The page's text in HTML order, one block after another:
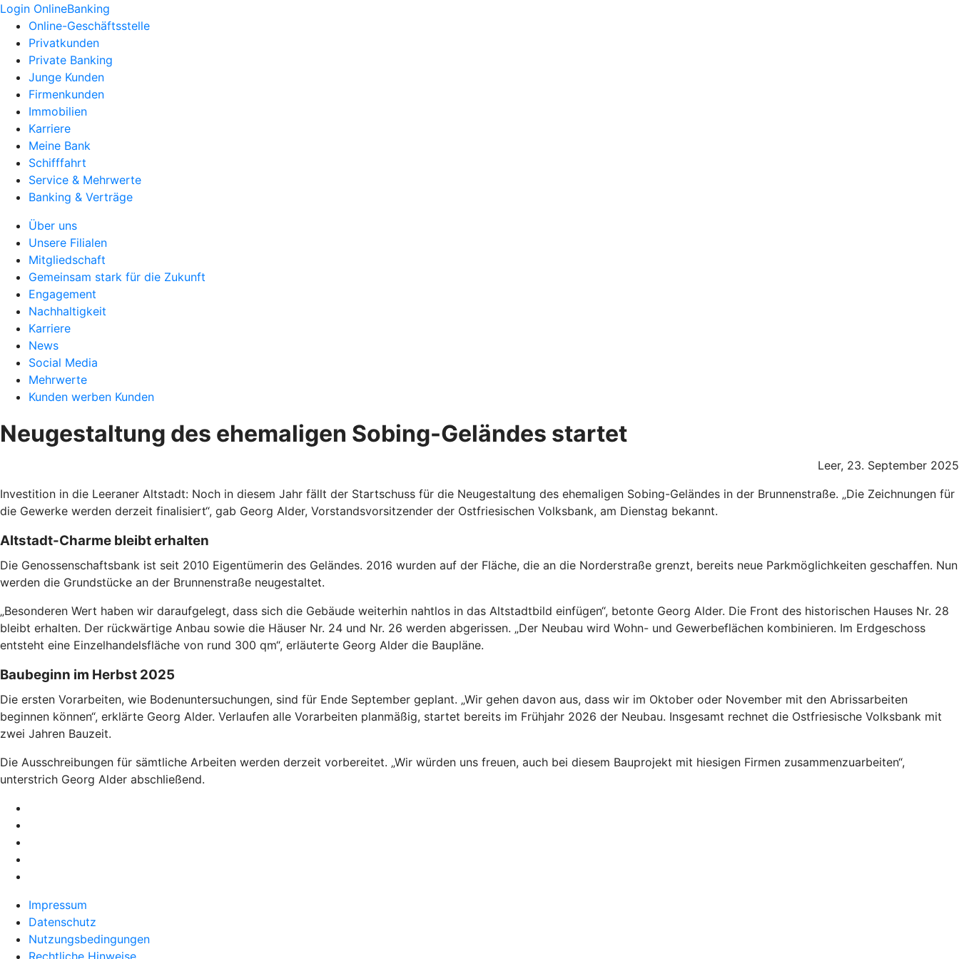
Login OnlineBanking
Online-Geschäftsstelle
Privatkunden
Private Banking
Junge Kunden
Firmenkunden
Immobilien
Karriere
Meine Bank
Schifffahrt
Service & Mehrwerte
Banking & Verträge
Über uns
Unsere Filialen
Mitgliedschaft
Gemeinsam stark für die Zukunft
Engagement
Nachhaltigkeit
Karriere
News
Social Media
Mehrwerte
Kunden werben Kunden
Neugestaltung des ehemaligen Sobing-Geländes startet
Leer, 23. September 2025
Investition in die Leeraner Altstadt: Noch in diesem Jahr fällt der Startschuss für die Neugestaltung des ehemaligen Sobing-Geländes in der Brunnenstraße. „Die Zeichnungen für
die Gewerke werden derzeit finalisiert“, gab Georg Alder, Vorstandsvorsitzender der Ostfriesischen Volksbank, am Dienstag bekannt.
Altstadt-Charme bleibt erhalten
Die Genossenschaftsbank ist seit 2010 Eigentümerin des Geländes. 2016 wurden auf der Fläche, die an die Norderstraße grenzt, bereits neue Parkmöglichkeiten geschaffen. Nun
werden die Grundstücke an der Brunnenstraße neugestaltet.
„Besonderen Wert haben wir daraufgelegt, dass sich die Gebäude weiterhin nahtlos in das Altstadtbild einfügen“, betonte Georg Alder. Die Front des historischen Hauses Nr. 28
bleibt erhalten. Der rückwärtige Anbau sowie die Häuser Nr. 24 und Nr. 26 werden abgerissen. „Der Neubau wird Wohn- und Gewerbeflächen kombinieren. Im Erdgeschoss
entsteht eine Einzelhandelsfläche von rund 300 qm“, erläuterte Georg Alder die Baupläne.
Baubeginn im Herbst 2025
Die ersten Vorarbeiten, wie Bodenuntersuchungen, sind für Ende September geplant. „Wir gehen davon aus, dass wir im Oktober oder November mit den Abrissarbeiten
beginnen können“, erklärte Georg Alder. Verlaufen alle Vorarbeiten planmäßig, startet bereits im Frühjahr 2026 der Neubau. Insgesamt rechnet die Ostfriesische Volksbank mit
zwei Jahren Bauzeit.
Die Ausschreibungen für sämtliche Arbeiten werden derzeit vorbereitet. „Wir würden uns freuen, auch bei diesem Bauprojekt mit hiesigen Firmen zusammenzuarbeiten“,
unterstrich Georg Alder abschließend.
Impressum
Datenschutz
Nutzungsbedingungen
Rechtliche Hinweise